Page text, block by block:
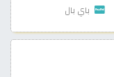
باي بال